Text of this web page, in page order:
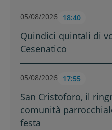
05/08/2026 18:40
Quindici quintali di
Cesenatico
05/08/2026 17:55
San Cristoforo, il
comunità
festa